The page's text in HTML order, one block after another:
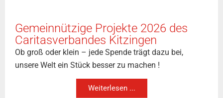
Gemeinnützige Projekte 2026 des
Caritasverbandes Kitzingen
Ob groß oder klein – jede Spende trägt dazu bei,
unsere Welt ein Stück besser zu machen !
Weiterlesen ...